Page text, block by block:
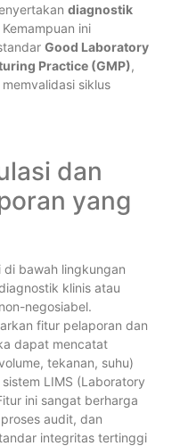
diagnostik
ini
Good Laboratory
Practice (GMP),
siklus
dan
yang
bawah lingkungan
klinis atau
negosiabel.
fitur pelaporan dan
dapat mencatat
tekanan, suhu)
LIMS (Laboratory
ini sangat berharga
audit, dan
integritas tertinggi